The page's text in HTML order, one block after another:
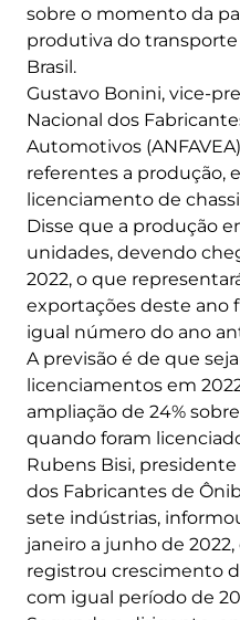
sobre o momento da
produtiva do
Brasil.
Gustavo Bonini, vice-
Nacional dos
Automotivos
referentes a produção,
licenciamento de
Disse que a produção
unidades, devendo
2022, o que
exportações deste ano
igual número do ano
A previsão é de que
licenciamentos em
ampliação de 24%
quando foram
Rubens Bisi,
dos Fabricantes de
sete indústrias,
janeiro a junho de
registrou crescimento
com igual período de